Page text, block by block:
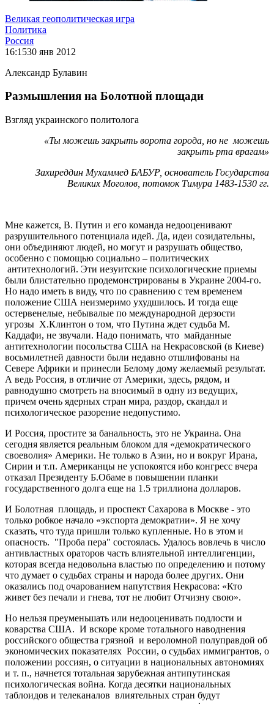
Великая геополитическая игра
Политика
Россия
16:1530 янв 2012
Александр Булавин
Размышления на Болотной площади
Взгляд украинского политолога
«Ты можешь закрыть ворота города, но не можешь
закрыть рта врагам»
Захиреддин Мухаммед БАБУР, основатель Государства
Великих Моголов, потомок Тимура 1483-1530 гг.
Мне кажется, В. Путин и его команда недооценивают
разрушительного потенциала идей. Да, идеи созидательны,
они объединяют людей, но могут и разрушать общество,
особенно с помощью социально – политических
антитехнологий. Эти иезуитские психологические приемы
были блистательно продемонстрированы в Украине 2004-го.
Но надо иметь в виду, что по сравнению с тем временем
положение США неизмеримо ухудшилось. И тогда еще
остервенелые, небывалые по международной дерзости
угрозы Х.Клинтон о том, что Путина ждет судьба М.
Каддафи, не звучали. Надо понимать, что майданные
антитехнологии посольства США на Некрасовской (в Киеве)
восьмилетней давности были недавно отшлифованы на
Севере Африки и принесли Белому дому желаемый результат.
А ведь Россия, в отличие от Америки, здесь, рядом, и
равнодушно смотреть на вносимый в одну из ведущих,
причем очень ядерных стран мира, раздор, скандал и
психологическое разорение недопустимо.
И Россия, простите за банальность, это не Украина. Она
сегодня является реальным блоком для «демократического
своеволия» Америки. Не только в Азии, но и вокруг Ирана,
Сирии и т.п. Американцы не успокоятся ибо конгресс вчера
отказал Президенту Б.Обаме в повышении планки
государственного долга еще на 1.5 триллиона долларов.
И Болотная площадь, и проспект Сахарова в Москве - это
только робкое начало «экспорта демократии». Я не хочу
сказать, что туда пришли только купленные. Но в этом и
опасность. "Проба пера" состоялась. Удалось вовлечь в число
антивластных ораторов часть влиятельной интеллигенции,
которая всегда недовольна властью по определению и потому
что думает о судьбах страны и народа более других. Они
оказались под очарованием напутствия Некрасова: «Кто
живет без печали и гнева, тот не любит Отчизну свою».
Но нельзя преуменьшать или недооценивать подлости и
коварства США. И вскоре кроме тотального наводнения
российского общества грязной и вероломной полуправдой об
экономических показателях России, о судьбах иммигрантов, о
положении россиян, о ситуации в национальных автономиях
и т. п., начнется тотальная зарубежная антипутинская
психологическая война. Когда десятки национальных
таблоидов и телеканалов влиятельных стран будут